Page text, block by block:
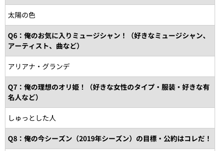
太陽の色
Q6：俺のお気に入りミュージシャン！（好きなミュージシャン、
アーティスト、曲など）
アリアナ・グランデ
Q7：俺の理想のオリ姫！（好きな女性のタイプ・服装・好きな有
名人など）
しゅっとした人
Q8：俺の今シーズン（2019年シーズン）の目標・公約はコレだ！